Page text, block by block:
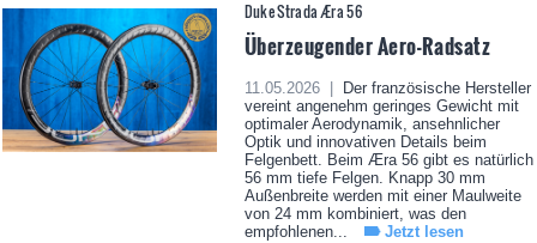
Duke Strada Æra 56
Überzeugender Aero-Radsatz
11.05.2026 |
Der französische Hersteller
vereint angenehm geringes Gewicht mit
optimaler Aerodynamik, ansehnlicher
Optik und innovativen Details beim
Felgenbett. Beim Æra 56 gibt es natürlich
56 mm tiefe Felgen. Knapp 30 mm
Außenbreite werden mit einer Maulweite
von 24 mm kombiniert, was den
empfohlenen...
Jetzt lesen